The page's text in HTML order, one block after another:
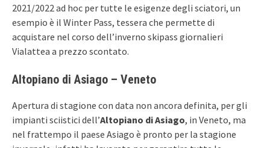
2021/2022 ad hoc per tutte le esigenze degli sciatori, un
esempio è il Winter Pass, tessera che permette di
acquistare nel corso dell’inverno skipass giornalieri
Vialattea a prezzo scontato.
Altopiano di Asiago – Veneto
Apertura di stagione con data non ancora definita, per gli
impianti sciistici dell’Altopiano di Asiago, in Veneto, ma
nel frattempo il paese Asiago è pronto per la stagione